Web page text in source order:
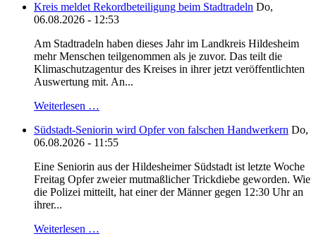
Kreis meldet Rekordbeteiligung beim Stadtradeln Do,
06.08.2026 - 12:53
Am Stadtradeln haben dieses Jahr im Landkreis Hildesheim
mehr Menschen teilgenommen als je zuvor. Das teilt die
Klimaschutzagentur des Kreises in ihrer jetzt veröffentlichten
Auswertung mit. An...
Weiterlesen …
Südstadt-Seniorin wird Opfer von falschen Handwerkern Do,
06.08.2026 - 11:55
Eine Seniorin aus der Hildesheimer Südstadt ist letzte Woche
Freitag Opfer zweier mutmaßlicher Trickdiebe geworden. Wie
die Polizei mitteilt, hat einer der Männer gegen 12:30 Uhr an
ihrer...
Weiterlesen …